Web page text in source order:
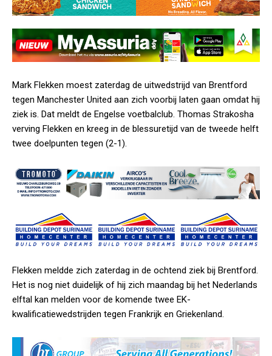
Mark Flekken moest zaterdag de uitwedstrijd van Brentford
tegen Manchester United aan zich voorbij laten gaan omdat hij
ziek is. Dat meldt de Engelse voetbalclub. Thomas Strakosha
verving Flekken en kreeg in de blessuretijd van de tweede helft
twee doelpunten tegen (2-1).
Flekken meldde zich zaterdag in de ochtend ziek bij Brentford.
Het is nog niet duidelijk of hij zich maandag bij het Nederlands
elftal kan melden voor de komende twee EK-
kwalificatiewedstrijden tegen Frankrijk en Griekenland.